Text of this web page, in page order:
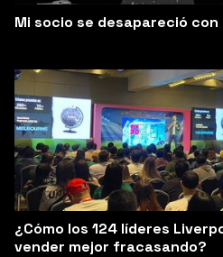
Mi socio se desapareció
¿Cómo los 124 líderes
vender mejor fracasando?